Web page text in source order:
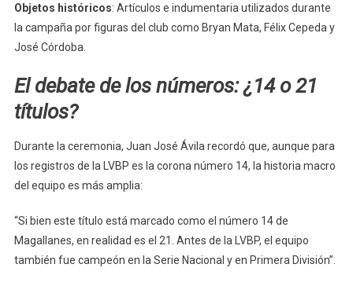
Objetos históricos: Artículos e indumentaria utilizados durante
la campaña por figuras del club como Bryan Mata, Félix Cepeda y
José Córdoba.
El debate de los números: ¿14 o 21
títulos?
Durante la ceremonia, Juan José Ávila recordó que, aunque para
los registros de la LVBP es la corona número 14, la historia macro
del equipo es más amplia:
“Si bien este título está marcado como el número 14 de
Magallanes, en realidad es el 21. Antes de la LVBP, el equipo
también fue campeón en la Serie Nacional y en Primera División”.